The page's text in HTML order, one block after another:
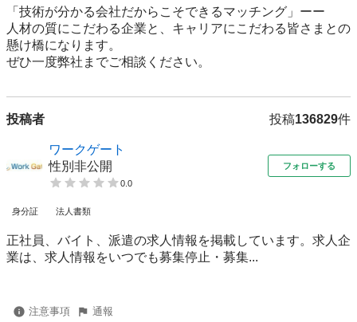
「技術が分かる会社だからこそできるマッチング」ーー
人材の質にこだわる企業と、キャリアにこだわる皆さまとの
懸け橋になります。
投稿者 投稿136829件
ワークゲート
性別非公開
0.0
フォローする
身分証 法人書類
正社員、バイト、派遣の求人情報を掲載しています。求人企
業は、求人情報をいつでも募集停止・募集...
注意事項 通報